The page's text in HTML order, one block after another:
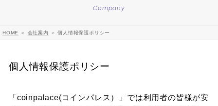
Company
HOME ＞ 会社案内 ＞ 個人情報保護ポリシー
個人情報保護ポリシー
「coinpalace(コインパレス）」では利用者の皆様が安